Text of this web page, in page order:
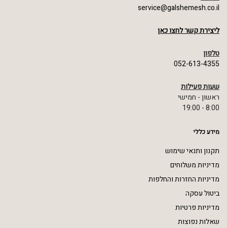
service@galshemesh.co.il
ליצירת קשר לחצו כאן
טלפון
052-613-4355
שעות פעילות
ראשון - חמישי
8:00 - 19:00
מידע כללי
תקנון ותנאי שימוש
מדיניות משלוחים
מדיניות החזרות והחלפות
ביטול עסקה
מדיניות פרטיות
שאלות נפוצות